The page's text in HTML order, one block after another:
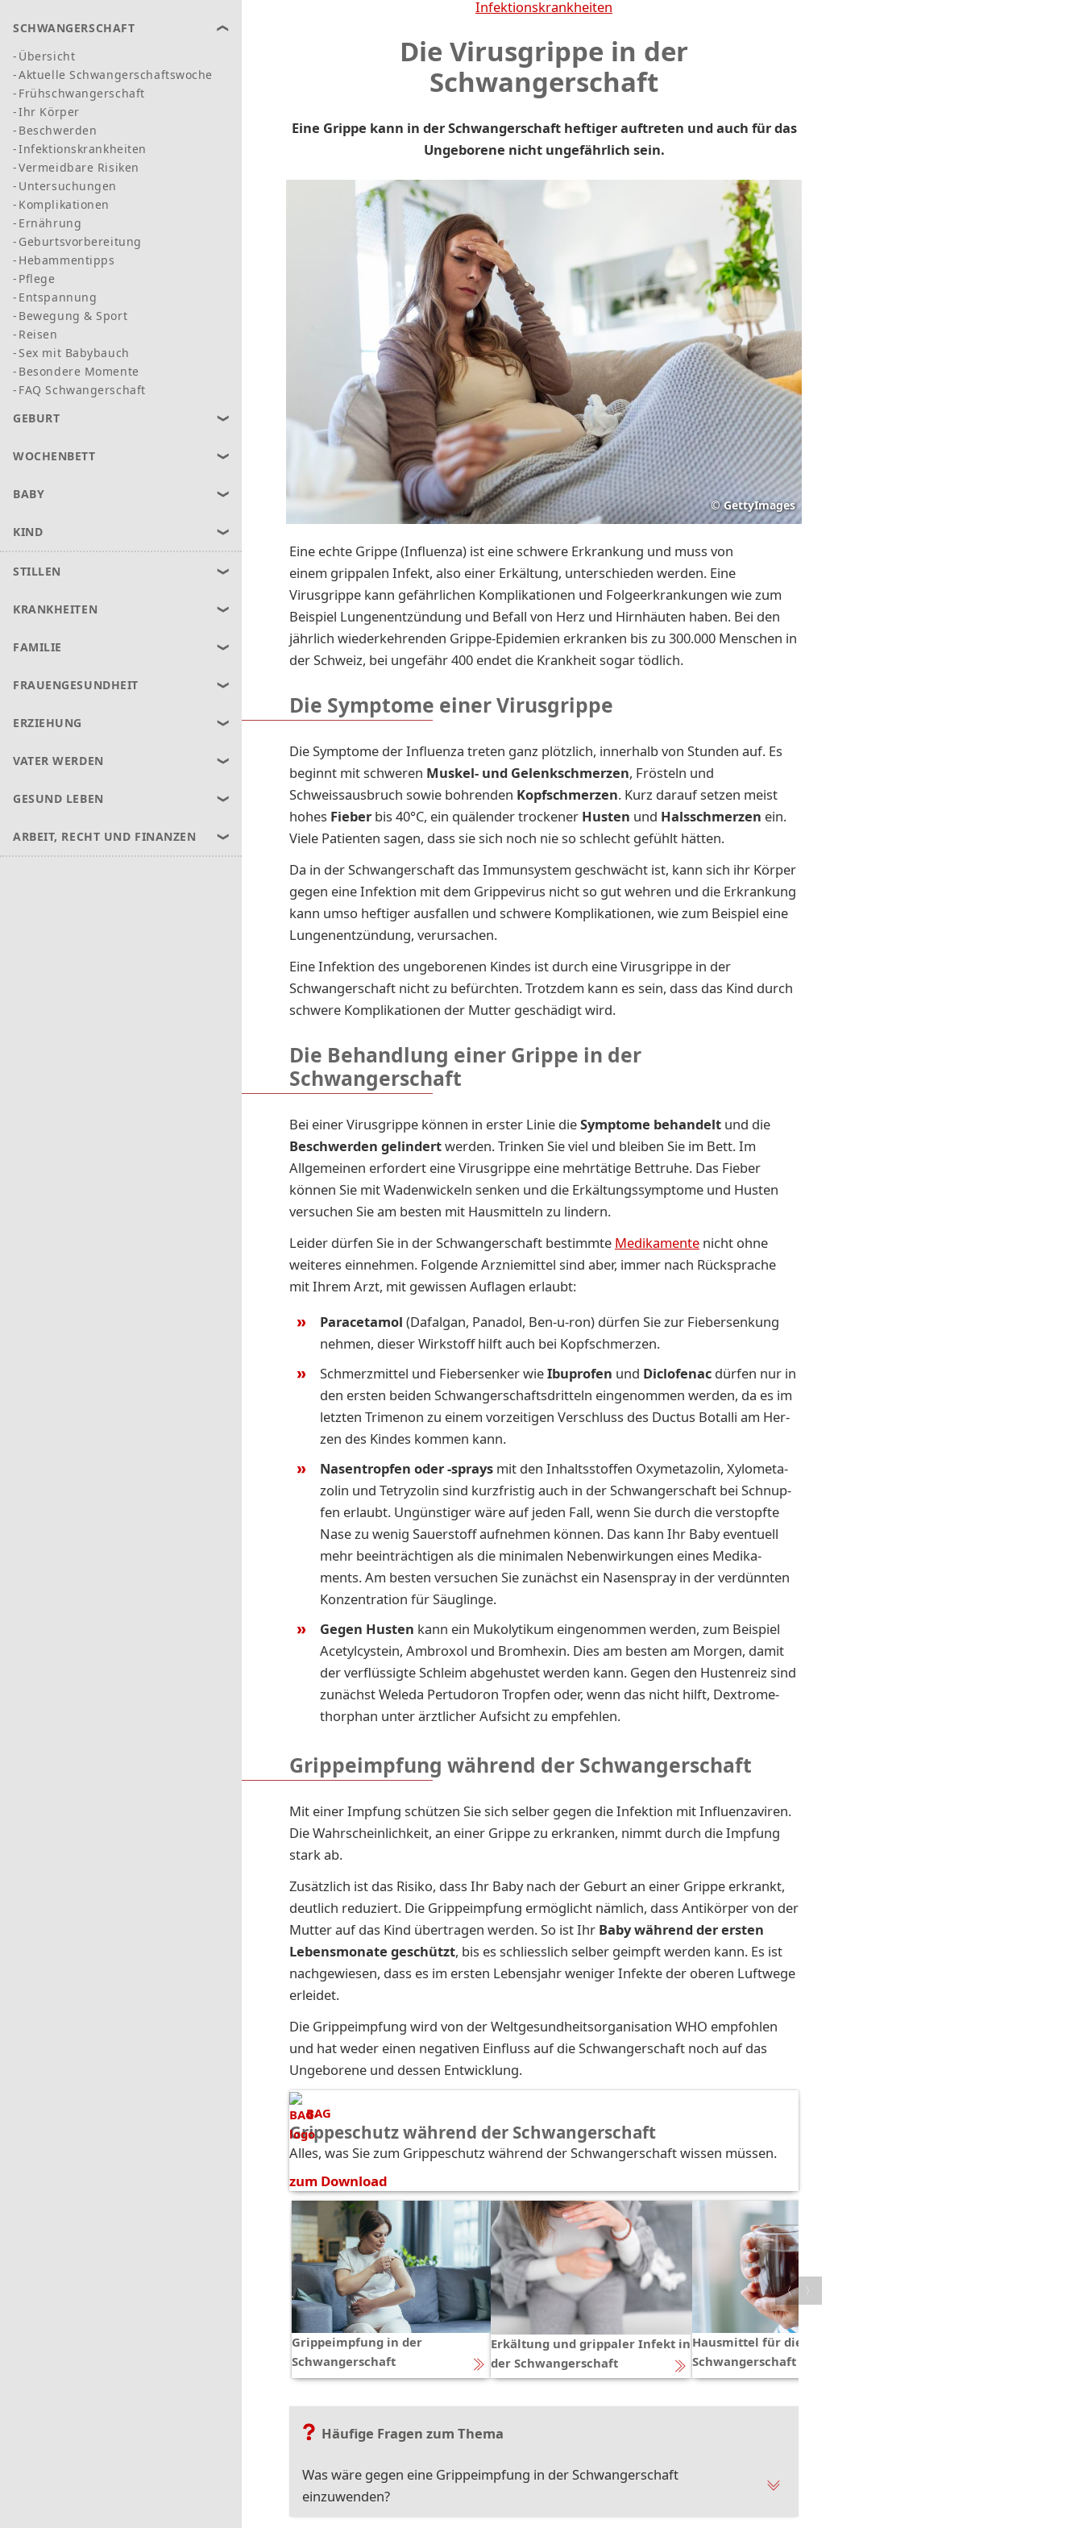
SCHWANGERSCHAFT
Übersicht
Aktuelle Schwangerschaftswoche
Frühschwangerschaft
Ihr Körper
Beschwerden
Infektionskrankheiten
Vermeidbare Risiken
Untersuchungen
Komplikationen
Ernährung
Geburtsvorbereitung
Hebammentipps
Pflege
Entspannung
Bewegung & Sport
Reisen
Sex mit Babybauch
Besondere Momente
FAQ Schwangerschaft
GEBURT
WOCHENBETT
BABY
KIND
STILLEN
KRANKHEITEN
FAMILIE
FRAUENGESUNDHEIT
ERZIEHUNG
VATER WERDEN
GESUND LEBEN
ARBEIT, RECHT UND FINANZEN
Infektionskrankheiten
Die Virusgrippe in der
Schwangerschaft
Eine Grippe kann in der Schwangerschaft heftiger auftreten und auch für das
Ungeborene nicht ungefährlich sein.
© GettyImages
Eine echte Grippe(Influenza) ist eine schwere Erkrankung und muss von
einem grippalen Infekt, also einer Erkältung, unterschieden werden. Eine
Virusgrippe kann gefährlichen Komplikationen und Folgeerkrankungen wie zum
Beispiel Lungenentzündung und Befall von Herz und Hirnhäuten haben. Bei den
jährlich wiederkehrenden Grippe-Epidemien erkranken bis zu 300.000 Menschen in
der Schweiz, bei ungefähr 400 endet die Krankheit sogar tödlich.
Die Symptome einer Virusgrippe
Die Symptome der Influenza treten ganz plötzlich, innerhalb von Stunden auf. Es
beginnt mit schweren Muskel- und Gelenkschmerzen, Frösteln und
Schweissausbruch sowie bohrenden Kopfschmerzen. Kurz darauf setzen meist
hohes Fieber bis 40°C, ein quälender trockener Husten und Halsschmerzen ein.
Viele Patienten sagen, dass sie sich noch nie so schlecht gefühlt hätten.
Da in der Schwangerschaft das Immunsystem geschwächt ist, kann sich ihr Körper
gegen eine Infektion mit dem Grippevirus nicht so gut wehren und die Erkrankung
kann umso heftiger ausfallen und schwere Komplikationen, wie zum Beispiel eine
Lungenentzündung, verursachen.
Eine Infektion des ungeborenen Kindes ist durch eine Virusgrippe in der
Schwangerschaft nicht zu befürchten. Trotzdem kann es sein, dass das Kind durch
schwere Komplikationen der Mutter geschädigt wird.
Die Behandlung einer Grippe in der
Schwangerschaft
Bei einer Virusgrippe können in erster Linie dieSymptome behandelt und die
Beschwerden gelindertwerden. Trinken Sie viel und bleiben Sie im Bett. Im
Allgemeinen erfordert eine Virusgrippe eine mehrtätige Bettruhe. Das Fieber
können Sie mit Wadenwickeln senken und die Erkältungssymptome und Husten
versuchen Sie am besten mit Hausmitteln zu lindern.
Leider dürfen Sie in der Schwangerschaft bestimmte Medikamente nicht ohne
weiteres einnehmen. Folgende Arzniemittel sind aber, immer nach Rücksprache
mit Ihrem Arzt, mit gewissen Auflagen erlaubt:
Par­acet­amol (Da­fal­gan, Pa­na­dol, Ben-u-ron) dürfen Sie zur Fie­ber­sen­kung
neh­men, dieser Wirkstoff hilft auch bei Kopfschmerzen.
Schmerz­mit­tel und Fie­ber­sen­ker wieIbu­pro­fen und Di­clo­fe­nac dür­fen nur in
den ers­ten bei­den Schwan­ger­schafts­drit­teln ein­ge­nom­men wer­den, da es im
letz­ten Tri­me­non zu ei­nem vor­zei­ti­gen Ver­schluss des Duc­tus Bo­tal­li am Her­
zen des Kin­des kommen kann.
Na­sen­trop­fen oder -sprays mit den In­halts­stof­fen Oxy­me­ta­zo­lin, Xy­lo­me­ta­
zo­lin und Te­try­zo­lin sind kurz­fris­tig auch in der Schwan­ger­schaft bei Schnup­
fen er­laubt. Un­güns­ti­ger wäre auf je­den Fall, wenn Sie durch die ver­stopf­te
Nase zu we­nig Sauer­stoff auf­neh­men kön­nen. Das kann Ihr Baby even­tu­ell
mehr be­ein­träch­ti­gen als die mi­ni­ma­len Ne­ben­wir­kun­gen ei­nes Me­di­ka­
ments. Am bes­ten ver­su­chen Sie zu­nächst ein Na­sen­spray in der ver­dünn­ten
Kon­zen­tra­ti­on für Säug­lin­ge.
Gegen Husten kann ein Mu­ko­ly­ti­kum ein­ge­nom­men wer­den, zum Beispiel
Ace­tyl­cystein, Am­bro­xol und Brom­he­xin. Dies am bes­ten am Mor­gen, da­mit
der ver­flüs­sig­te Schleim ab­ge­hus­tet wer­den kann. Ge­gen den Hus­ten­reiz sind
zu­nächst We­le­da Pertu­do­ron Trop­fen oder, wenn das nicht hilft, Dex­tro­me­
thor­phan un­ter ärzt­li­cher Auf­sicht zu emp­feh­len.
Grippeimpfung während der Schwangerschaft
Mit einer Impfung schützen Sie sich selber gegen die Infektion mit Influenzaviren.
Die Wahrscheinlichkeit, an einer Grippe zu erkranken, nimmt durch die Impfung
stark ab.
Zusätzlich ist das Risiko, dass Ihr Baby nach der Geburt an einer Grippe erkrankt,
deutlich reduziert. Die Grippeimpfung ermöglicht nämlich, dass Antikörper von der
Mutter auf das Kind übertragen werden. So ist Ihr Baby während der ersten
Lebensmonate geschützt, bis es schliesslich selber geimpft werden kann. Es ist
nachgewiesen, dass es im ersten Lebensjahr weniger Infekte der oberen Luftwege
erleidet.
Die Grippeimpfung wird von der Weltgesundheitsorganisation WHO empfohlen
und hat weder einen negativen Einfluss auf die Schwangerschaft noch auf das
Ungeborene und dessen Entwicklung.
BAG
Grippeschutz während der Schwangerschaft
Alles, was Sie zum Grippeschutz während der Schwangerschaft wissen müssen.
zum Download
Grippeimpfung in der
Schwangerschaft
Erkältung und grippaler Infekt in
der Schwangerschaft
Hausmittel für die
Schwangerschaft
〈 〉
Häufige Fragen zum Thema
Was wäre gegen eine Grippeimpfung in der Schwangerschaft
einzuwenden?